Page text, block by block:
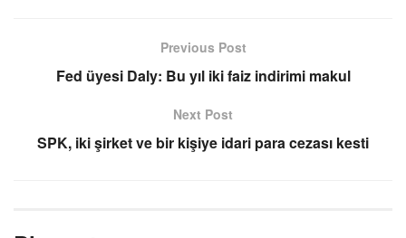
Previous Post
Fed üyesi Daly: Bu yıl iki faiz indirimi makul
Next Post
SPK, iki şirket ve bir kişiye idari para cezası kesti